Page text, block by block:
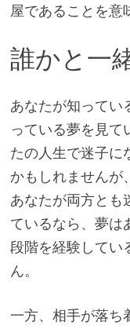
屋であることを意
誰かと一
あなたが知ってい
っている夢を見て
たの人生で迷子に
かもしれませんが
あなたが両方とも
ているなら、夢は
段階を経験してい
ん。
一方、相手が落ち